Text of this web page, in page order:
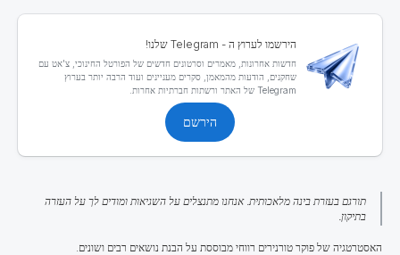
הירשמו לערוץ ה - Telegram שלנו!
חדשות אחרונות, מאמרים וסרטונים חדשים של הפורטל החינוכי, צ'אט עם
שחקנים, הודעות מהמאמן, סקרים מעניינים ועוד הרבה יותר בערוץ
Telegram של האתר ורשתות חברתיות אחרות.
הירשם
תורגם בעזרת בינה מלאכותית. אנחנו מתנצלים על השגיאות ומודים לך על העזרה
בתיקון.
האסטרטגיה של פוקר טורנירים רווחי מבוססת על הבנת נושאים רבים ושונים.